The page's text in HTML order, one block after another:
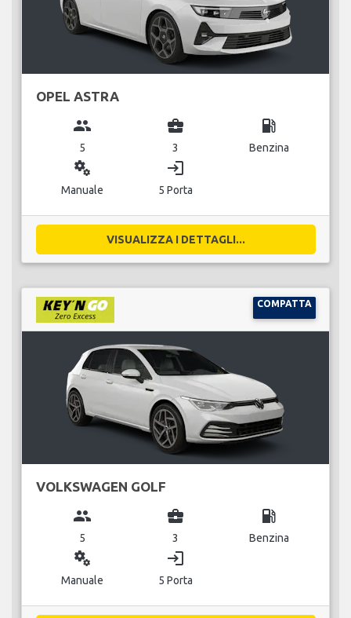
OPEL ASTRA
group
5
business_center
3
local_gas_station
Benzina
miscellaneous_services
Manuale
login
5 Porta
VISUALIZZA I DETTAGLI...
COMPATTA
VOLKSWAGEN GOLF
group
5
business_center
3
local_gas_station
Benzina
miscellaneous_services
Manuale
login
5 Porta